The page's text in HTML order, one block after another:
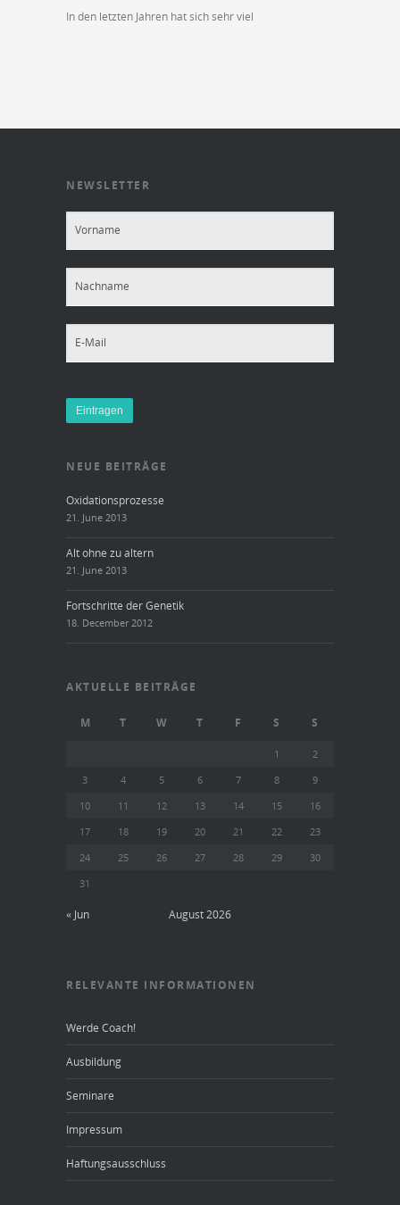
In den letzten Jahren hat sich sehr viel
NEWSLETTER
NEUE BEITRÄGE
Oxidationsprozesse
21. June 2013
Alt ohne zu altern
21. June 2013
Fortschritte der Genetik
18. December 2012
AKTUELLE BEITRÄGE
August 2026
M T W T F S S
« Jun
1
2
3
4 5 6 7 8
9
10
11 12 13 14 15
16
17
18 19 20 21 22
23
24
25 26 27 28 29
30
31
RELEVANTE INFORMATIONEN
Werde Coach!
Ausbildung
Seminare
Impressum
Haftungsausschluss